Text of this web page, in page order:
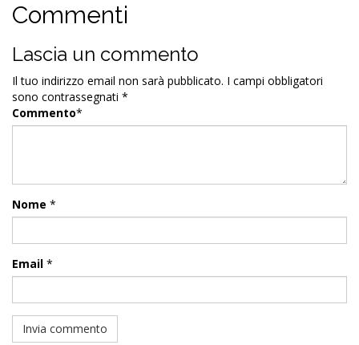
Commenti
Lascia un commento
Il tuo indirizzo email non sarà pubblicato. I campi obbligatori
sono contrassegnati *
Commento*
Nome *
Email *